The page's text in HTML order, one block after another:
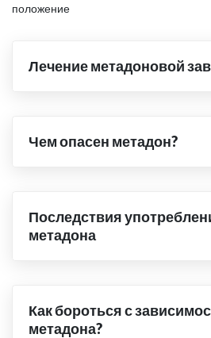
положение
Лечение метадоновой
Чем опасен метадон?
Последствия
метадона
Как бороться с
метадона?